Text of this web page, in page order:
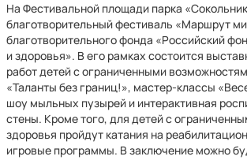
На Фестивальной площади парка
благотворительный фестиваль «Маршрут
благотворительного фонда «Российский
и здоровья». В его рамках состоится
работ детей с ограниченными
«Таланты без границ!», мастер-классы
шоу мыльных пузырей и интерактивная
стены. Кроме того, для детей с
здоровья пройдут катания на
игровые программы. В заключение можно